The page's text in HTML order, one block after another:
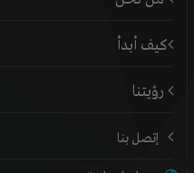
كيف أبدأ
رؤيتنا
إتصل بنا